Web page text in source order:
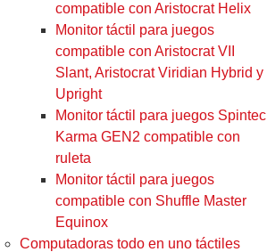
compatible con Aristocrat Helix
Monitor táctil para juegos
compatible con Aristocrat VII
Slant, Aristocrat Viridian Hybrid y
Upright
Monitor táctil para juegos Spintec
Karma GEN2 compatible con
ruleta
Monitor táctil para juegos
compatible con Shuffle Master
Equinox
Computadoras todo en uno táctiles